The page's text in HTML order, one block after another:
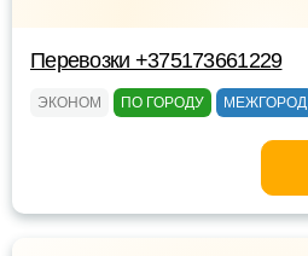
Перевозки +375173661229
ЭКОНОМ ПО ГОРОДУ МЕЖГОРОД